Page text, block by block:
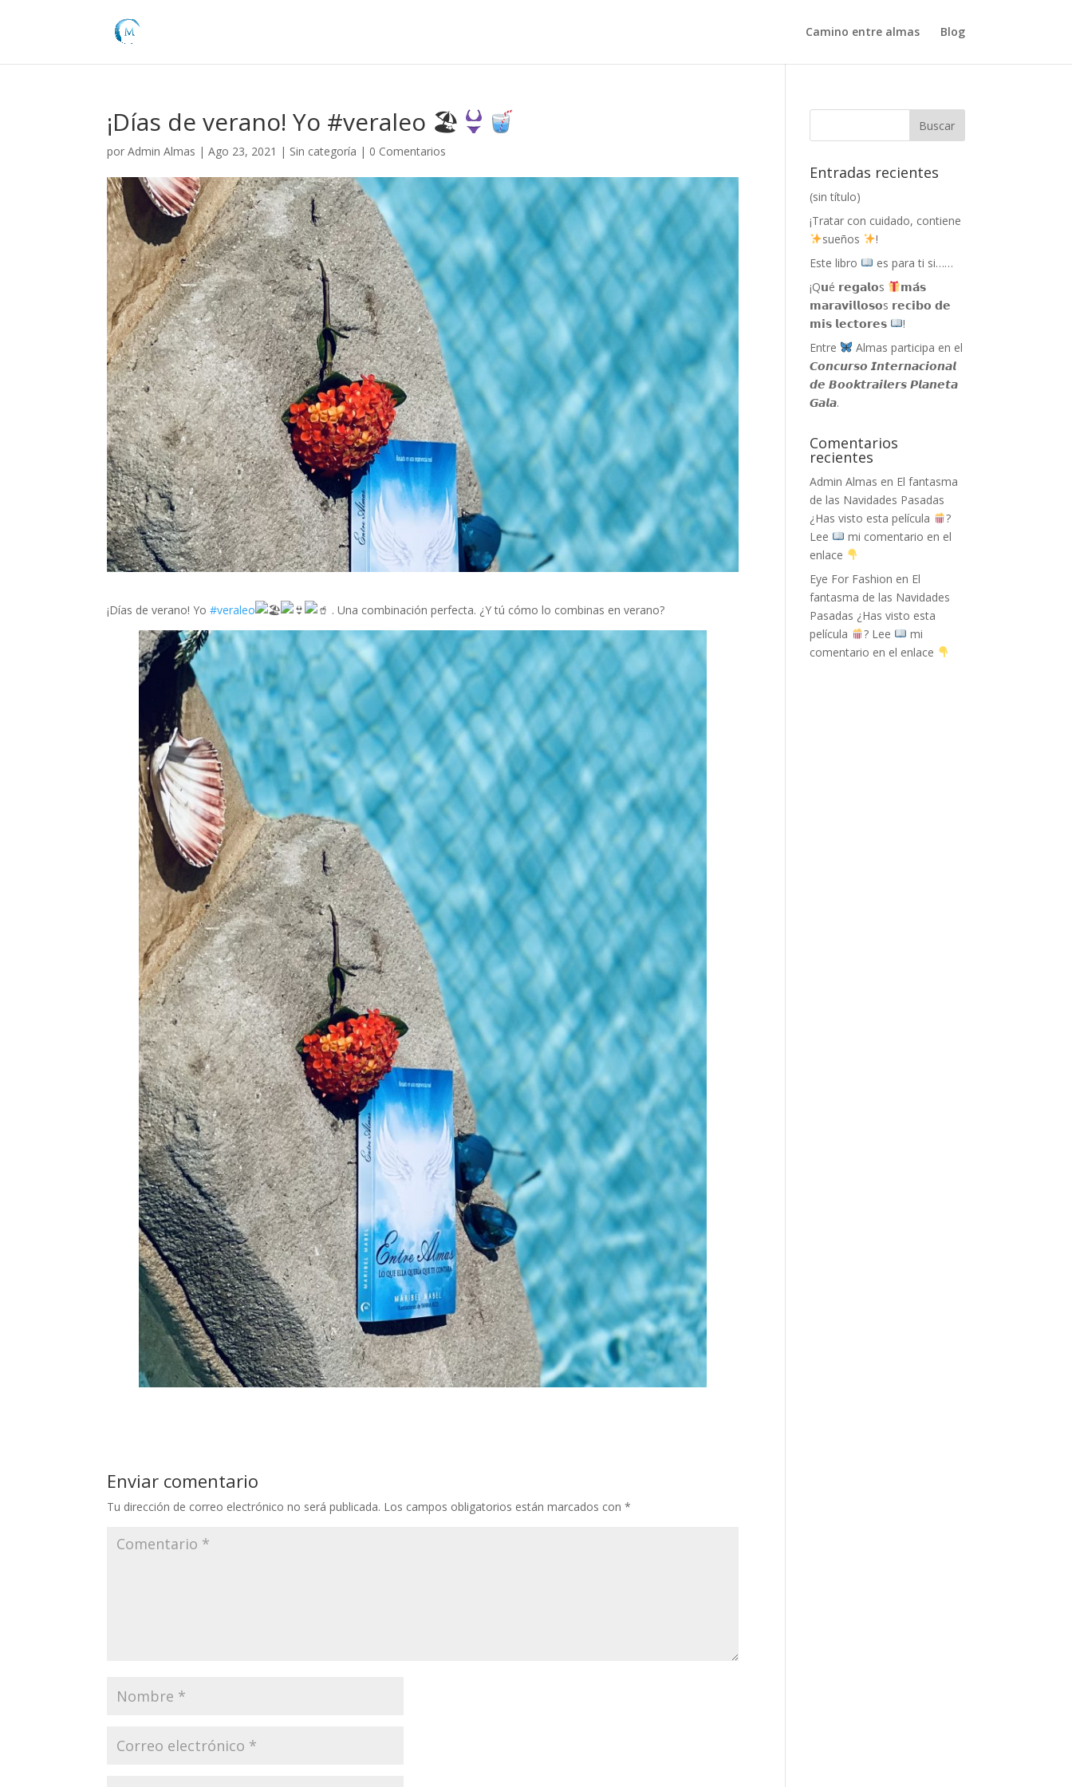
Camino entre almas Blog
¡Días de verano! Yo #veraleo 🏖
porAdmin Almas |Ago 23, 2021 | Sin categoría | 0 Comentarios
¡Días de verano! Yo#veraleo . Una combinación perfecta. ¿Y tú cómo lo combinas en verano?
Enviar comentario
Tu dirección de correo electrónico no será publicada. Los campos obligatorios están marcados con*
Entradas recientes
(sin título)
¡Tratar con cuidado, contiene
sueños
!
Este libro
es para ti si……
¡Q𝘂é 𝗿𝗲𝗴𝗮𝗹𝗼s
𝗺𝗮́𝘀
𝗺𝗮𝗿𝗮𝘃𝗶𝗹𝗹𝗼𝘀𝗼s 𝗿𝗲𝗰𝗶𝗯𝗼 𝗱𝗲
𝗺𝗶𝘀 𝗹𝗲𝗰𝘁𝗼𝗿𝗲𝘀
!
Entre
Almas participa en el
𝘾𝙤𝙣𝙘𝙪𝙧𝙨𝙤 𝙄𝙣𝙩𝙚𝙧𝙣𝙖𝙘𝙞𝙤𝙣𝙖𝙡
𝙙𝙚 𝘽𝙤𝙤𝙠𝙩𝙧𝙖𝙞𝙡𝙚𝙧𝙨 𝙋𝙡𝙖𝙣𝙚𝙩𝙖
𝙂𝙖𝙡𝙖.
Comentarios
recientes
Admin Almas en El fantasma
de las Navidades Pasadas
¿Has visto esta película
?
Lee
mi comentario en el
enlace
Eye For Fashion en El
fantasma de las Navidades
Pasadas ¿Has visto esta
película
? Lee
mi
comentario en el enlace